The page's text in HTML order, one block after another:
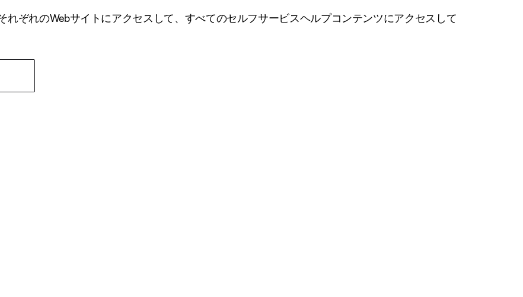
ぞれのWebサイトにアクセスして、すべてのセルフサービスヘルプコンテンツにアクセスして